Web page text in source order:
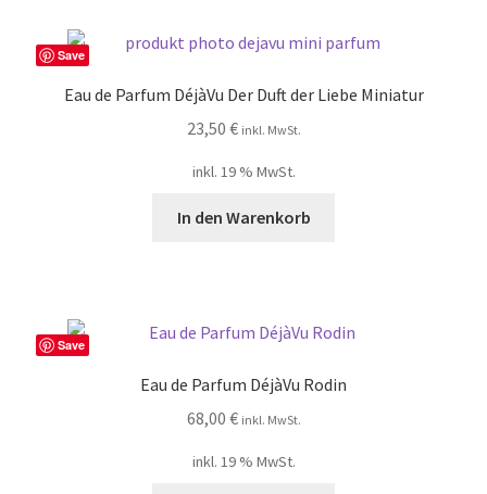
Save
Eau de Parfum DéjàVu Der Duft der Liebe Miniatur
23,50 € inkl. MwSt.
inkl. 19 % MwSt.
In den Warenkorb
Save
Eau de Parfum DéjàVu Rodin
68,00 € inkl. MwSt.
inkl. 19 % MwSt.